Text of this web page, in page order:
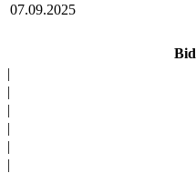
07.09.2025
Bid
|
|
|
|
|
|